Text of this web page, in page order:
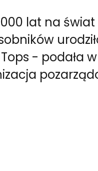
lat na świat
- podała w